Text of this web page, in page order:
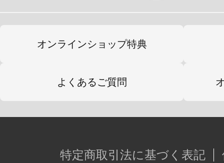
オンラインショップ特典
よくあるご質問
特定商取引法に基づく表記